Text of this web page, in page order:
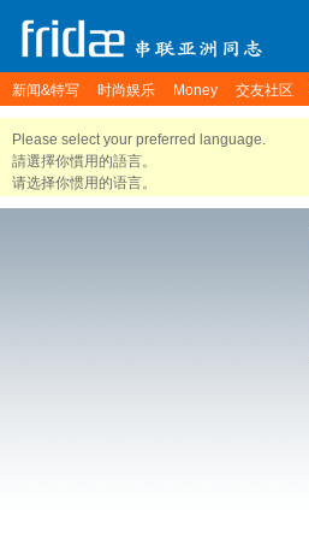
新闻&特写 时尚娱乐 Money 交友社区
Please select your preferred language.
請選擇你慣用的語言。
请选择你惯用的语言。